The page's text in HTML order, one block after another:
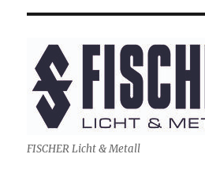
FISCHER Licht & Metall